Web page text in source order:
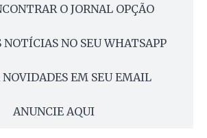
O JORNAL OPÇÃO
NOTÍCIAS NO SEU WHATSAPP
NOVIDADES EM SEU EMAIL
ANUNCIE AQUI